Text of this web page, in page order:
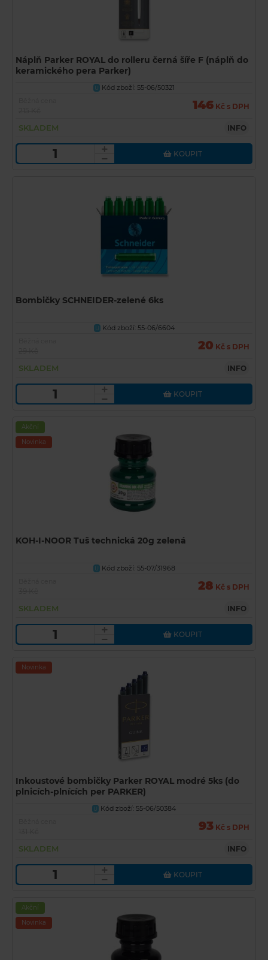
Náplň Parker ROYAL do rolleru černá šíře F (náplň do
keramického pera Parker)
U
Kód zboží: 55-06/50321
146 Kč s DPH
SKLADEM INFO
KOUPIT
Bombičky SCHNEIDER-zelené 6ks
U Kód zboží: 55-06/6604
20 Kč s DPH
SKLADEM INFO
KOUPIT
Akční
Novinka
KOH-I-NOOR Tuš technická 20g zelená
U Kód zboží: 55-07/31968
28 Kč s DPH
SKLADEM INFO
KOUPIT
Novinka
Inkoustové bombičky Parker ROYAL modré 5ks (do
plnicích-plnících per PARKER)
U
Kód zboží: 55-06/50384
93 Kč s DPH
SKLADEM INFO
KOUPIT
Akční
Novinka